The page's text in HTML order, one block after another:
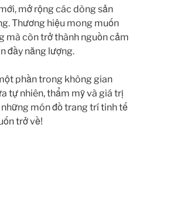
mở rộng các dòng sản
Thương hiệu mong muốn
mà còn trở thành nguồn cảm
đầy năng lượng.
phần trong không gian
tự nhiên, thẩm mỹ và giá trị
món đồ trang trí tinh tế
trở về!